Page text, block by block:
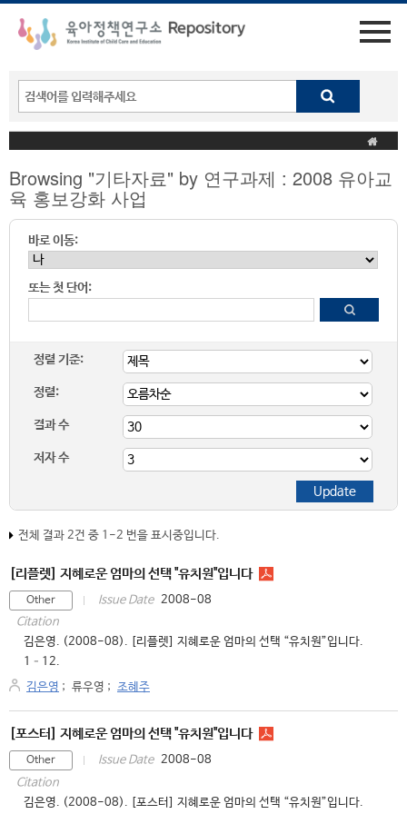
Browsing "기타자료" by 연구과제 : 2008 유아교
육 홍보강화 사업
바로 이동:
또는 첫 단어:
정렬 기준:
정렬:
결과 수
저자 수
전체 결과 2건 중 1-2 번을 표시중입니다.
[리플렛] 지혜로운 엄마의 선택 "유치원"입니다
Other Issue Date 2008-08
Citation
김은영. (2008-08). [리플렛] 지혜로운 엄마의 선택 “유치원”입니다.
1–12.
김은영 ; 류우영 ; 조혜주
[포스터] 지혜로운 엄마의 선택 "유치원"입니다
Other Issue Date 2008-08
Citation
김은영. (2008-08). [포스터] 지혜로운 엄마의 선택 “유치원”입니다.